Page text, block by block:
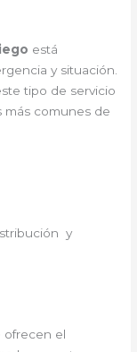
está
y situación.
tipo de servicio
más comunes de
y
ofrecen el